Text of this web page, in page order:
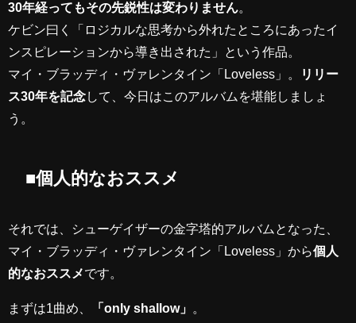
30年経ってもその先鋭性は変わりません
ケビン曰く「ロジカルな思考から外れたところにあったイ
ンスピレーションから導き出された」という作品。
マイ・ブラッディ・ヴァレンタイン「Loveless」。
リリー
ス30年を記念して、今日はこのアルバムを堪能しましょ
う。
■個人的なおススメ
それでは、シューゲイザーの金字塔的アルバムとなった、
マイ・ブラッディ・ヴァレンタイン「Loveless」から個人
的なおススメです。
まずは1曲め、 「only shallow」
。